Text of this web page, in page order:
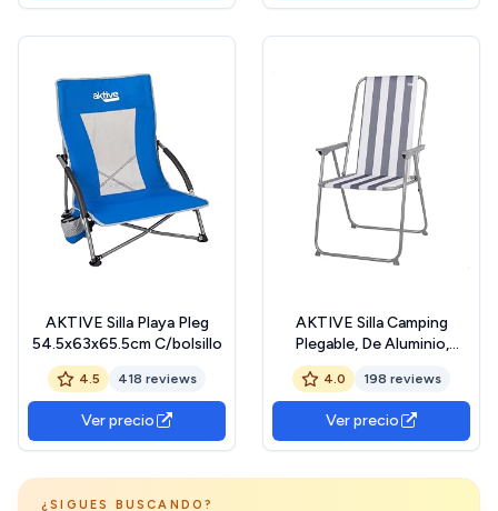
Portavasos y
45x40x70 cm, Sillas
AKTIVE Silla Playa Pleg
54.5x63x65.5cm C/bolsillo
4.5 418 reviews
Ver precio
AKTIVE Silla Camping
Plegable, De Aluminio,
Rayas marineras, 44 x 44 x
88 cm
4.0 198 reviews
Ver precio
¿SIGUES BUSCANDO?